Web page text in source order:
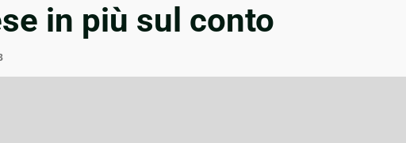
in più sul conto